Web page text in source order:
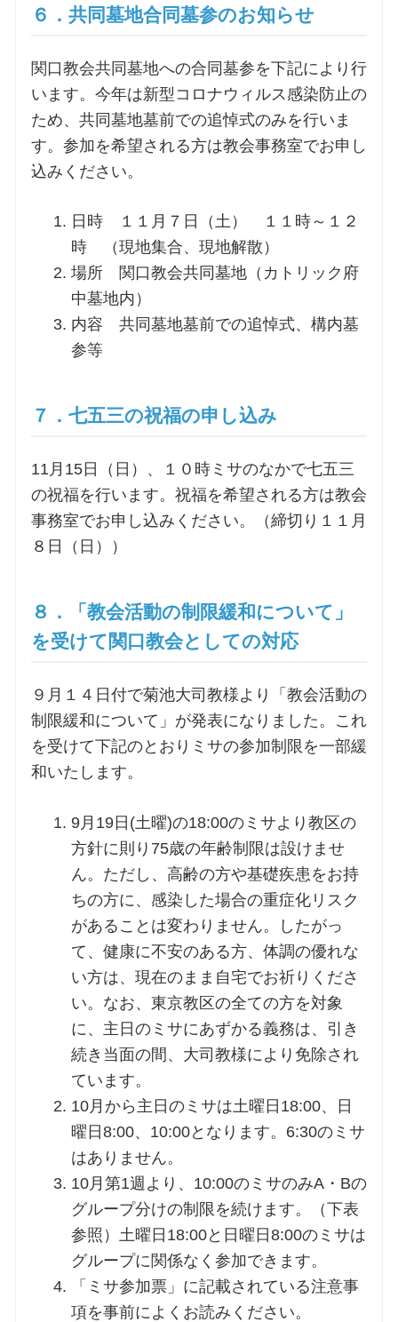
６．共同墓地合同墓参のお知らせ
関口教会共同墓地への合同墓参を下記により行
います。今年は新型コロナウィルス感染防止の
ため、共同墓地墓前での追悼式のみを行いま
す。参加を希望される方は教会事務室でお申し
込みください。
日時 １１月７日（土） １１時～１２
時 （現地集合、現地解散）
場所 関口教会共同墓地（カトリック府
中墓地内）
内容 共同墓地墓前での追悼式、構内墓
参等
７．七五三の祝福の申し込み
11月15日（日）、１０時ミサのなかで七五三
の祝福を行います。祝福を希望される方は教会
事務室でお申し込みください。（締切り１１月
８日（日））
８．「教会活動の制限緩和について」
を受けて関口教会としての対応
９月１４日付で菊池大司教様より「教会活動の
制限緩和について」が発表になりました。これ
を受けて下記のとおりミサの参加制限を一部緩
和いたします。
9月19日(土曜)の18:00のミサより教区の
方針に則り75歳の年齢制限は設けませ
ん。ただし、高齢の方や基礎疾患をお持
ちの方に、感染した場合の重症化リスク
があることは変わりません。したがっ
て、健康に不安のある方、体調の優れな
い方は、現在のまま自宅でお祈りくださ
い。なお、東京教区の全ての方を対象
に、主日のミサにあずかる義務は、引き
続き当面の間、大司教様により免除され
ています。
10月から主日のミサは土曜日18:00、日
曜日8:00、10:00となります。6:30のミサ
はありません。
10月第1週より、10:00のミサのみA・Bの
グループ分けの制限を続けます。（下表
参照）土曜日18:00と日曜日8:00のミサは
グループに関係なく参加できます。
「ミサ参加票」に記載されている注意事
項を事前によくお読みください。